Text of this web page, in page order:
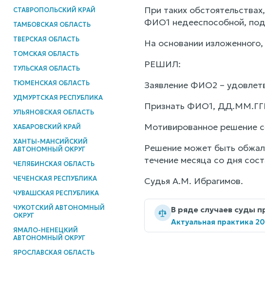
СТАВРОПОЛЬСКИЙ КРАЙ
ТАМБОВСКАЯ ОБЛАСТЬ
ТВЕРСКАЯ ОБЛАСТЬ
ТОМСКАЯ ОБЛАСТЬ
ТУЛЬСКАЯ ОБЛАСТЬ
ТЮМЕНСКАЯ ОБЛАСТЬ
УДМУРТСКАЯ РЕСПУБЛИКА
УЛЬЯНОВСКАЯ ОБЛАСТЬ
ХАБАРОВСКИЙ КРАЙ
ХАНТЫ-МАНСИЙСКИЙ
АВТОНОМНЫЙ ОКРУГ
ЧЕЛЯБИНСКАЯ ОБЛАСТЬ
ЧЕЧЕНСКАЯ РЕСПУБЛИКА
ЧУВАШСКАЯ РЕСПУБЛИКА
ЧУКОТСКИЙ АВТОНОМНЫЙ
ОКРУГ
ЯМАЛО-НЕНЕЦКИЙ
АВТОНОМНЫЙ ОКРУГ
ЯРОСЛАВСКАЯ ОБЛАСТЬ
При таких
ФИО1 недееспособной,
На основании
РЕШИЛ:
Заявление ФИО2 –
Признать ФИО1,
Мотивированное решение
Решение может быть
течение месяца со дня
Судья А.М. Ибрагимов.
В ряде случаев суды
Актуальная практика